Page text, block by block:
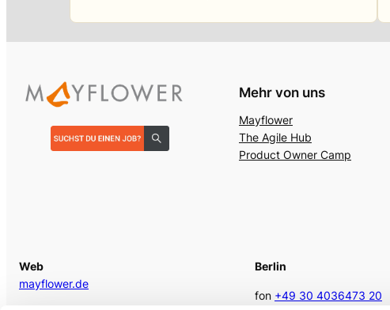
Mehr von uns
Mayflower
The Agile Hub
Product Owner Camp
Web
mayflower.de
Berlin
fon +49 30 4036473 20